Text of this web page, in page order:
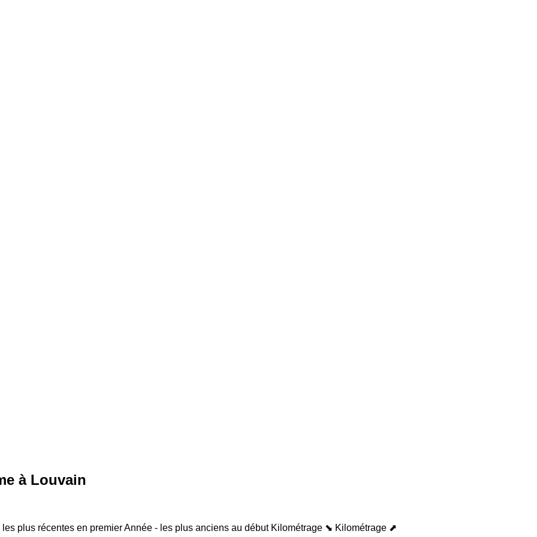
à Louvain
les plus récentes en premierAnnée - les plus anciens au début Kilométrage ⬊ Kilométrage ⬈